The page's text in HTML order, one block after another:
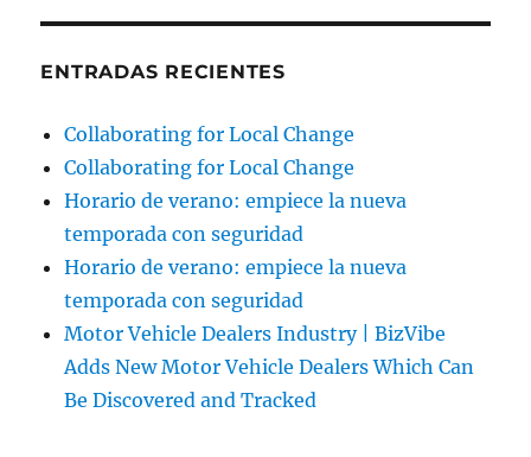
ENTRADAS RECIENTES
Collaborating for Local Change
Collaborating for Local Change
Horario de verano: empiece la nueva
temporada con seguridad
Horario de verano: empiece la nueva
temporada con seguridad
Motor Vehicle Dealers Industry | BizVibe
Adds New Motor Vehicle Dealers Which Can
Be Discovered and Tracked